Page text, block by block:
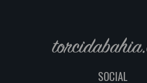
SOCIAL